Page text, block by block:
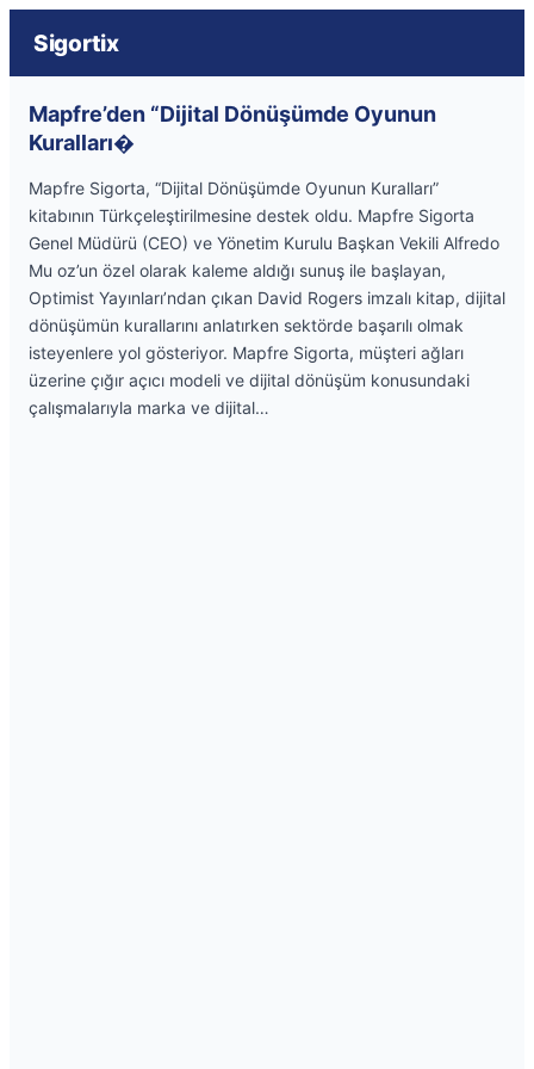
Sigortix
Mapfre’den “Dijital Dönüşümde Oyunun
Kuralları�
Mapfre Sigorta, “Dijital Dönüşümde Oyunun Kuralları”
kitabının Türkçeleştirilmesine destek oldu. Mapfre Sigorta
Genel Müdürü (CEO) ve Yönetim Kurulu Başkan Vekili Alfredo
Mu oz’un özel olarak kaleme aldığı sunuş ile başlayan,
Optimist Yayınları’ndan çıkan David Rogers imzalı kitap, dijital
dönüşümün kurallarını anlatırken sektörde başarılı olmak
isteyenlere yol gösteriyor. Mapfre Sigorta, müşteri ağları
üzerine çığır açıcı modeli ve dijital dönüşüm konusundaki
çalışmalarıyla marka ve dijital…